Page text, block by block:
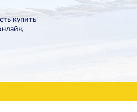
купить